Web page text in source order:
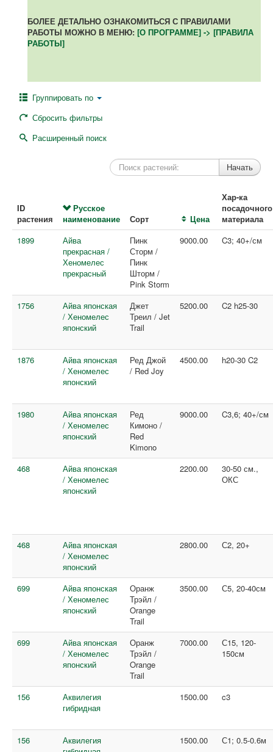
БОЛЕЕ ДЕТАЛЬНО ОЗНАКОМИТЬСЯ С ПРАВИЛАМИ
РАБОТЫ МОЖНО В МЕНЮ: [О ПРОГРАММЕ] -> [ПРАВИЛА
РАБОТЫ]
Группировать по
Сбросить фильтры
Расширенный поиск
ID
растения
Русское
наименование
Сорт Цена
Хар-ка
посадочного
материала
1899
Айва
прекрасная /
Хеномелес
прекрасный
Пинк
Сторм /
Пинк
Шторм /
Pink Storm
9000.00 C3; 40+/см
1756
Айва японская
/ Хеномелес
японский
Джет
Треил / Jet
Trail
5200.00 C2 h25-30
1876
Айва японская
/ Хеномелес
японский
Ред Джой
/ Red Joy
4500.00 h20-30 C2
1980
Айва японская
/ Хеномелес
японский
Ред
Кимоно /
Red
Kimono
9000.00 C3,6; 40+/см
468
Айва японская
/ Хеномелес
японский
2200.00
30-50 см.,
ОКС
468
Айва японская
/ Хеномелес
японский
2800.00 С2, 20+
699
Айва японская
/ Хеномелес
японский
Оранж
Трэйл /
Orange
Trail
3500.00 С5, 20-40см
699
Айва японская
/ Хеномелес
японский
Оранж
Трэйл /
Orange
Trail
7000.00
С15, 120-
150см
156
Аквилегия
гибридная
1500.00 c3
156
Аквилегия
1500.00 С1; 0.5-0.6м